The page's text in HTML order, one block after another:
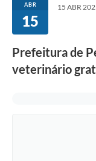
ABR
15
15 ABR
Prefeitura de
veterinário